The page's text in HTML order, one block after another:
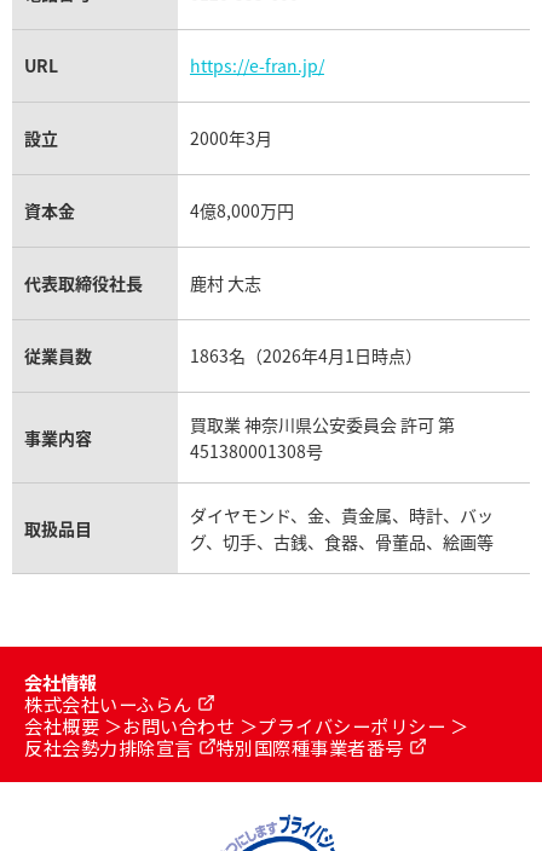
URL https://e-fran.jp/
設立 2000年3月
資本金 4億8,000万円
代表取締役社長 鹿村 大志
従業員数 1863名（2026年4月1日時点）
事業内容
買取業 神奈川県公安委員会 許可 第
451380001308号
取扱品目
ダイヤモンド、金、貴金属、時計、バッ
グ、切手、古銭、食器、骨董品、絵画等
会社情報
株式会社いーふらん
会社概要
お問い合わせ
プライバシーポリシー
反社会勢力排除宣言
特別国際種事業者番号